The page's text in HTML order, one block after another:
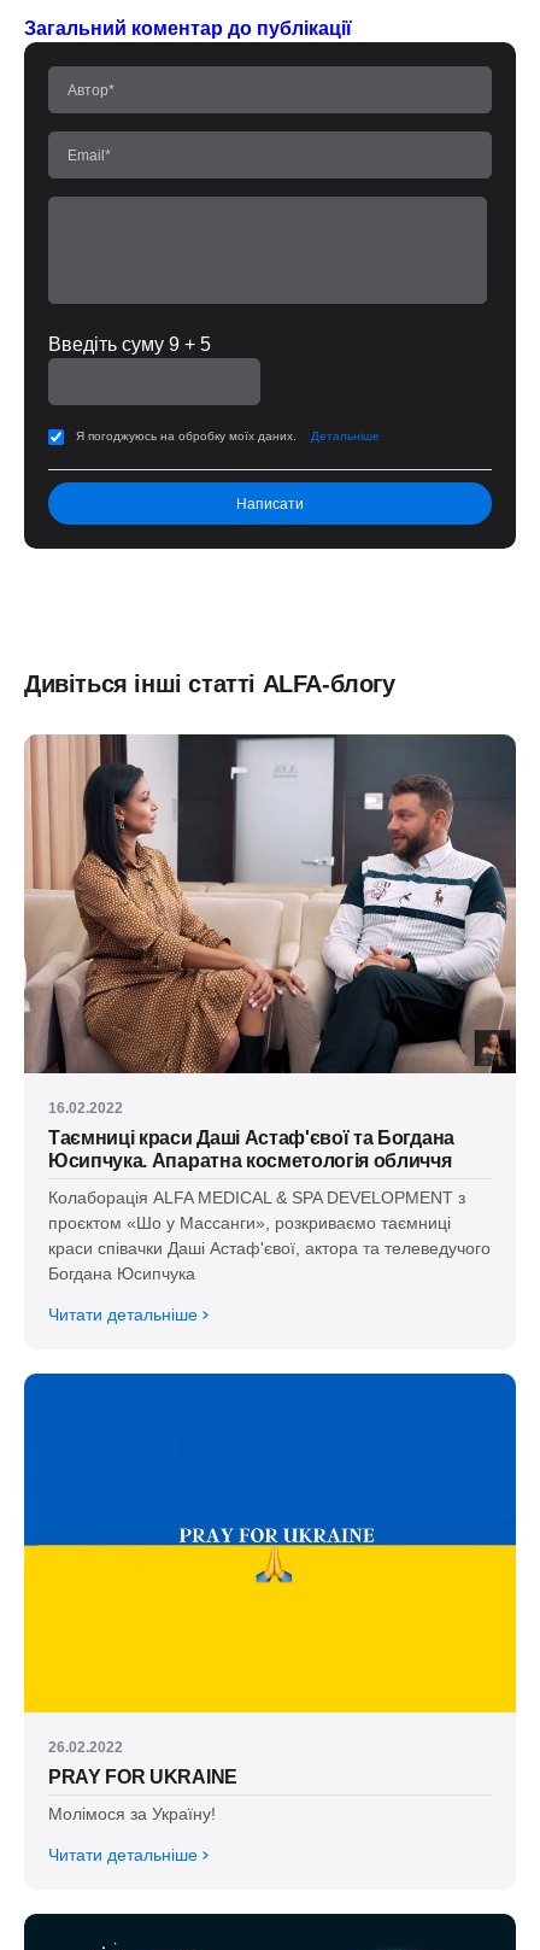
Загальний коментар до публікації
Введіть суму 9 + 5
Я погоджуюсь на обробку моїх даних. Детальніше
Дивіться інші статті ALFA-блогу
16.02.2022
Таємниці краси Даші Астаф'євої та Богдана
Юсипчука. Апаратна косметологія обличчя
Колаборація ALFA MEDICAL & SPA DEVELOPMENT з
проєктом «Шо у Массанги», розкриваємо таємниці
краси співачки Даші Астаф'євої, актора та телеведучого
Богдана Юсипчука
Читати детальніше
26.02.2022
PRAY FOR UKRAINE
Молімося за Україну!
Читати детальніше